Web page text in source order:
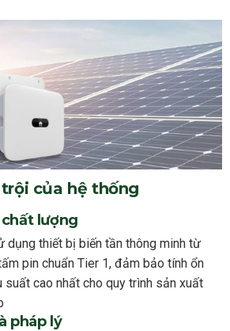
của hệ thống
lượng
dụng thiết bị biến tần thông minh từ
pin chuẩn Tier 1, đảm bảo tính ổn
suất cao nhất cho quy trình sản xuất
pháp lý